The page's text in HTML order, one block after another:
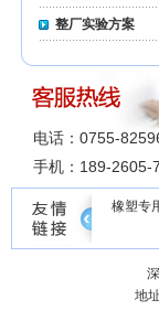
整厂实验方案
电话：0755-
手机：189-2605-
橡塑专
地